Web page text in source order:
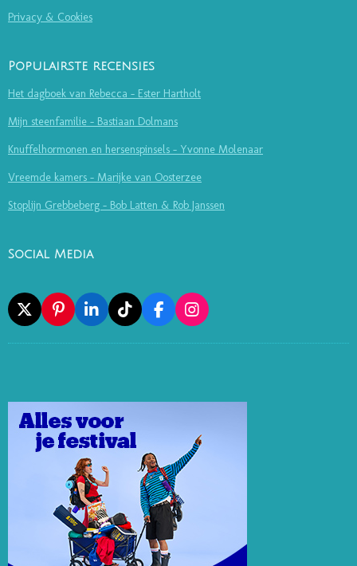
Privacy & Cookies
Populairste recensies
Het dagboek van Rebecca - Ester Hartholt
Mijn steenfamilie - Bastiaan Dolmans
Knuffelhormonen en hersenspinsels - Yvonne Molenaar
Vreemde kamers - Marijke van Oosterzee
Stoplijn Grebbeberg - Bob Latten & Rob Janssen
Social Media
X
P
I
N
E
S
T
L
I
N
I
N
T
I
K
F
A
C
O
I
N
S
R
M